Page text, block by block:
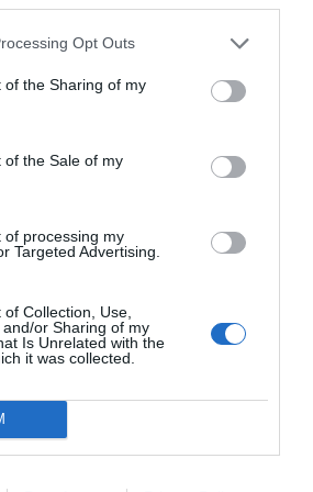
Opt Outs
of the Sharing of my
of the Sale of my
of processing my
Targeted Advertising.
Collection, Use,
or Sharing of my
Is Unrelated with the
it was collected.
como NBA, Euroliga,
media y agregada partidos de
internacionales celebrados en
Rey y de la Reina de todos los
intelligence@2playbook.com.
como fuente preferida de Google